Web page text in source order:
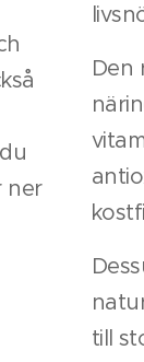
ner
Den
till